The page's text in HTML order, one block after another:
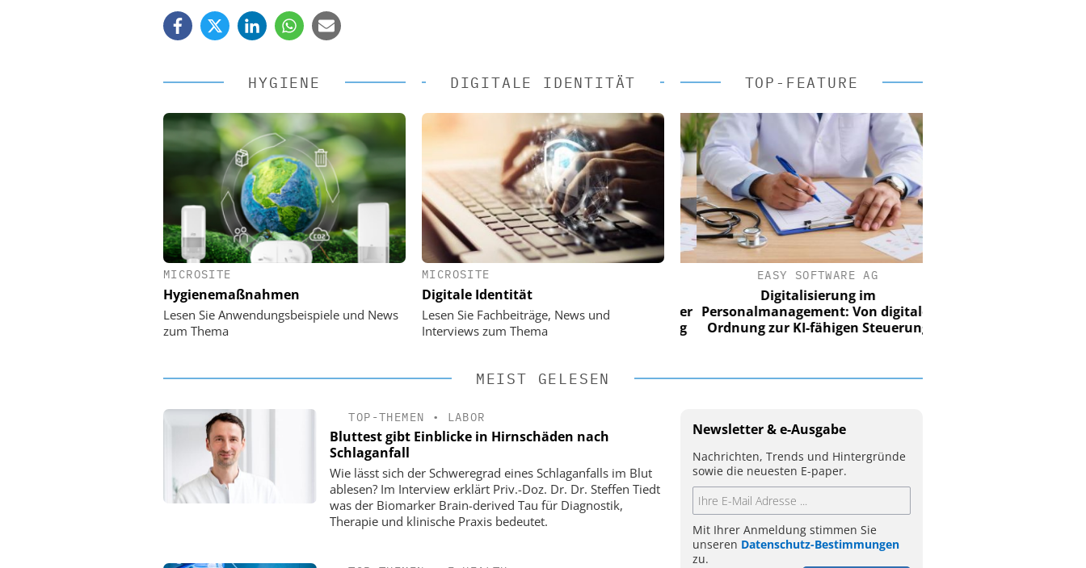
HYGIENE
MICROSITE
Hygienemaßnahmen
Lesen Sie Anwendungsbeispiele und News
zum Thema
DIGITALE IDENTITÄT
MICROSITE
Digitale Identität
Lesen Sie Fachbeiträge, News und
Interviews zum Thema
TOP-FEATURE
Digitalisierung im
Personalmanagement: Von digitaler
Ordnung zur KI-fähigen Steuerung
Digitalisierung im
Personalmanagement: Von digitaler
Ordnung zur KI-fähigen Steuerung
EASY SOFTWARE AG
Digitalisierung im
Personalmanagement: Von digitaler
Ordnung zur KI-fähigen Steuerung
MEIST GELESEN
TOP-THEMEN • LABOR
Bluttest gibt Einblicke in Hirnschäden nach
Schlaganfall
Wie lässt sich der Schweregrad eines Schlaganfalls im Blut
ablesen? Im Interview erklärt Priv.-Doz. Dr. Dr. Steffen Tiedt
was der Biomarker Brain-derived Tau für Diagnostik,
Therapie und klinische Praxis bedeutet.
Newsletter & e-Ausgabe
Nachrichten, Trends und Hintergründe
sowie die neuesten E-paper.
Mit Ihrer Anmeldung stimmen Sie
unseren Datenschutz-Bestimmungen
zu.